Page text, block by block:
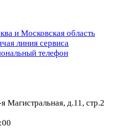
и Московская область
линия сервиса
телефон
Магистральная, д.11, стр.2